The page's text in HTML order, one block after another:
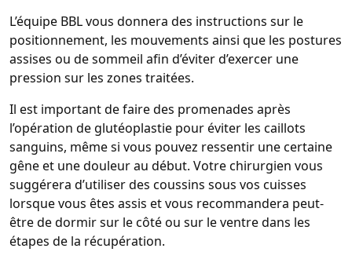
L’équipe BBL vous donnera des instructions sur le
positionnement, les mouvements ainsi que les postures
assises ou de sommeil afin d’éviter d’exercer une
pression sur les zones traitées.
Il est important de faire des promenades après
l’opération de glutéoplastie pour éviter les caillots
sanguins, même si vous pouvez ressentir une certaine
gêne et une douleur au début. Votre chirurgien vous
suggérera d’utiliser des coussins sous vos cuisses
lorsque vous êtes assis et vous recommandera peut-
être de dormir sur le côté ou sur le ventre dans les
étapes de la récupération.